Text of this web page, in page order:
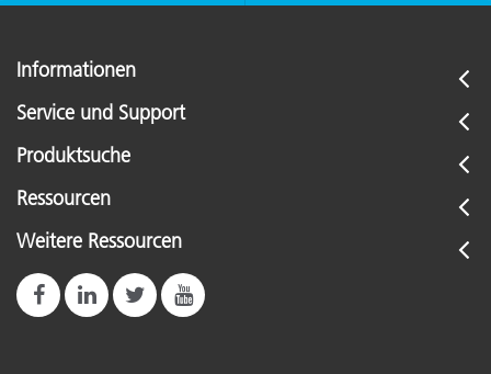
Informationen
Service und Support
Produktsuche
Ressourcen
Weitere Ressourcen